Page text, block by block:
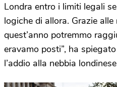
Londra entro i limiti legali
logiche di allora. Grazie
quest’anno potremmo
eravamo posti”, ha
l’addio alla nebbia